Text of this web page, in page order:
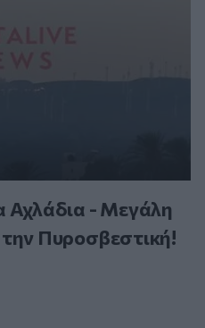
Αχλάδια - Μεγάλη
Πυροσβεστική!